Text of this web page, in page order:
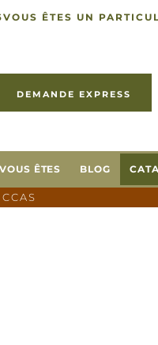
VOUS ÊTES UN
DEMANDE EXPRESS
VOUS ÊTES BLOG